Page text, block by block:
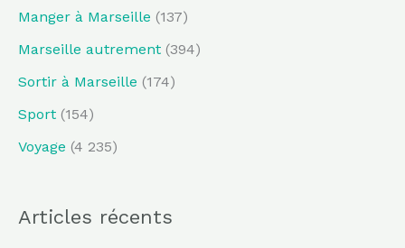
Manger à Marseille (137)
Marseille autrement (394)
Sortir à Marseille (174)
Sport (154)
Voyage (4 235)
Articles récents